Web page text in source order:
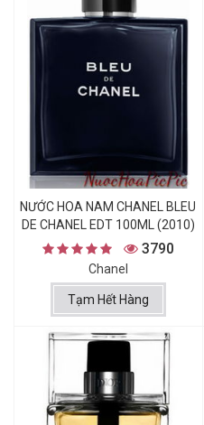
NƯỚC HOA NAM CHANEL BLEU
DE CHANEL EDT 100ML (2010)
3790
Chanel
Tạm Hết Hàng